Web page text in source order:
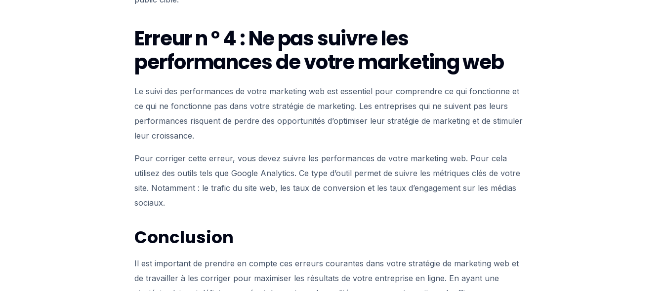
Erreur n ° 4 : Ne pas suivre les
performances de votre marketing web
Le suivi des performances de votre marketing web est essentiel pour comprendre ce qui fonctionne et
ce qui ne fonctionne pas dans votre stratégie de marketing. Les entreprises qui ne suivent pas leurs
performances risquent de perdre des opportunités d’optimiser leur stratégie de marketing et de stimuler
leur croissance.
Pour corriger cette erreur, vous devez suivre les performances de votre marketing web. Pour cela
utilisez des outils tels que Google Analytics. Ce type d’outil permet de suivre les métriques clés de votre
site. Notamment : le trafic du site web, les taux de conversion et les taux d’engagement sur les médias
sociaux.
Conclusion
Il est important de prendre en compte ces erreurs courantes dans votre stratégie de marketing web et
de travailler à les corriger pour maximiser les résultats de votre entreprise en ligne. En ayant une